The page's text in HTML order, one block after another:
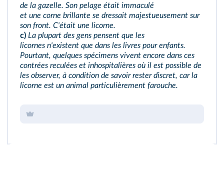
de la gazelle. Son pelage était immaculé
et une corne brillante se dressait majestueusement sur
son front. C'était une licorne.
c) La plupart des gens pensent que les
licornes n'existent que dans les livres pour enfants.
Pourtant, quelques spécimens vivent encore dans ces
contrées reculées et inhospitalières où il est possible de
les observer, à condition de savoir rester discret, car la
licorne est un animal particulièrement farouche.